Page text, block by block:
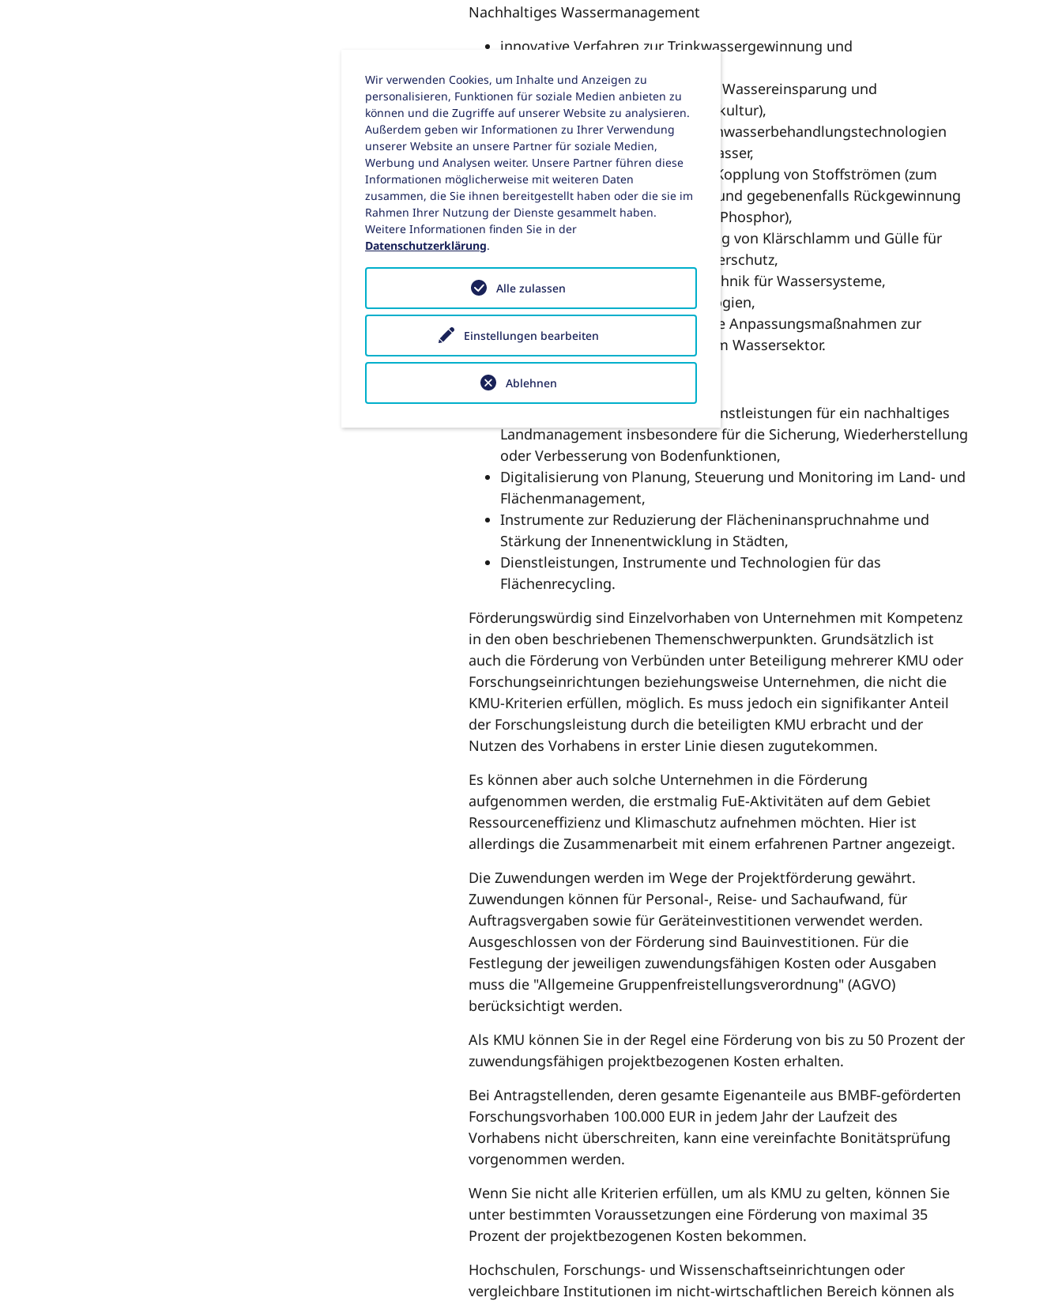
Nachhaltiges Wassermanagement
innovative Verfahren zur Trinkwassergewinnung und
Strategien und Technologien zur Wassereinsparung und
Kreislaufführung (inklusive Aquakultur),
innovative Abwasser- oder Regenwasserbehandlungstechnologien
und Energiegewinnung aus Abwasser,
Konzepte und Technologien zur Kopplung von Stoffströmen (zum
Beispiel Wasser, Energie, Abfall) und gegebenenfalls Rückgewinnung
von (Nähr-)Stoffen (zum Beispiel Phosphor),
ressourcenschonende Verwertung von Klärschlamm und Gülle für
einen vorbeugenden Grundwasserschutz,
Mess-, Steuer- und Regelungstechnik für Wassersysteme,
effiziente Bewässerungstechnologien,
ressourcen- und energieeffiziente Anpassungsmaßnahmen zur
Steigerung der Exportfähigkeit im Wassersektor.
Nachhaltiges Flächenmanagement
Technologien, Verfahren und Dienstleistungen für ein nachhaltiges
Landmanagement insbesondere für die Sicherung, Wiederherstellung
oder Verbesserung von Bodenfunktionen,
Digitalisierung von Planung, Steuerung und Monitoring im Land- und
Flächenmanagement,
Instrumente zur Reduzierung der Flächeninanspruchnahme und
Stärkung der Innenentwicklung in Städten,
Dienstleistungen, Instrumente und Technologien für das
Flächenrecycling.
Förderungswürdig sind Einzelvorhaben von Unternehmen mit Kompetenz
in den oben beschriebenen Themenschwerpunkten. Grundsätzlich ist
auch die Förderung von Verbünden unter Beteiligung mehrerer KMU oder
Forschungseinrichtungen beziehungsweise Unternehmen, die nicht die
KMU-Kriterien erfüllen, möglich. Es muss jedoch ein signifikanter Anteil
der Forschungsleistung durch die beteiligten KMU erbracht und der
Nutzen des Vorhabens in erster Linie diesen zugutekommen.
Es können aber auch solche Unternehmen in die Förderung
aufgenommen werden, die erstmalig FuE-Aktivitäten auf dem Gebiet
Ressourceneffizienz und Klimaschutz aufnehmen möchten. Hier ist
allerdings die Zusammenarbeit mit einem erfahrenen Partner angezeigt.
Die Zuwendungen werden im Wege der Projektförderung gewährt.
Zuwendungen können für Personal-, Reise- und Sachaufwand, für
Auftragsvergaben sowie für Geräteinvestitionen verwendet werden.
Ausgeschlossen von der Förderung sind Bauinvestitionen. Für die
Festlegung der jeweiligen zuwendungsfähigen Kosten oder Ausgaben
muss die "Allgemeine Gruppenfreistellungsverordnung" (AGVO)
berücksichtigt werden.
Als KMU können Sie in der Regel eine Förderung von bis zu 50 Prozent der
zuwendungsfähigen projektbezogenen Kosten erhalten.
Bei Antragstellenden, deren gesamte Eigenanteile aus BMBF-geförderten
Forschungsvorhaben 100.000 EUR in jedem Jahr der Laufzeit des
Vorhabens nicht überschreiten, kann eine vereinfachte Bonitätsprüfung
vorgenommen werden.
Wenn Sie nicht alle Kriterien erfüllen, um als KMU zu gelten, können Sie
unter bestimmten Voraussetzungen eine Förderung von maximal 35
Prozent der projektbezogenen Kosten bekommen.
Hochschulen, Forschungs- und Wissenschaftseinrichtungen oder
vergleichbare Institutionen im nicht-wirtschaftlichen Bereich können als
Wir verwenden Cookies, um Inhalte und Anzeigen zu
personalisieren, Funktionen für soziale Medien anbieten zu
können und die Zugriffe auf unserer Website zu analysieren.
Außerdem geben wir Informationen zu Ihrer Verwendung
unserer Website an unsere Partner für soziale Medien,
Werbung und Analysen weiter. Unsere Partner führen diese
Informationen möglicherweise mit weiteren Daten
zusammen, die Sie ihnen bereitgestellt haben oder die sie im
Rahmen Ihrer Nutzung der Dienste gesammelt haben.
Weitere Informationen finden Sie in der
Datenschutzerklärung.
Einstellungen bearbeiten
Ablehnen
Alle zulassen